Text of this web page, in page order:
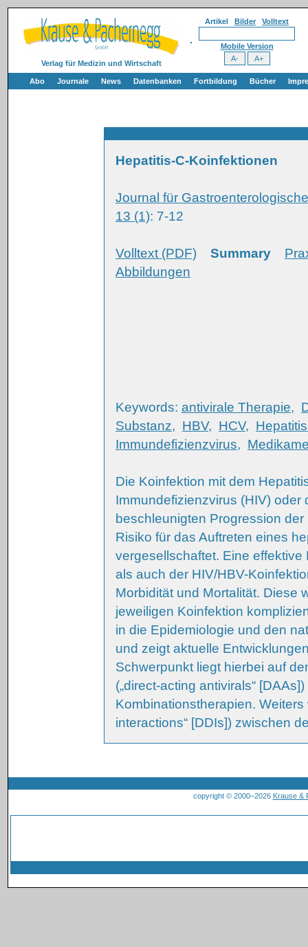
Verlag für Medizin und Wirtschaft
Artikel Bilder Volltext
Mobile Version
Abo Journale News Datenbanken Fortbildung Bücher
Hepatitis-C-Koinfektionen
Journal für
13 (1): 7-12
Volltext (PDF) Summary
Abbildungen
Keywords: antivirale Therapie,
Substanz, HBV, HCV,
Immundefizienzvirus,
Die Koinfektion mit dem
Immundefizienzvirus (HIV) oder
beschleunigten Progression
Risiko für das Auftreten eines
vergesellschaftet. Eine
als auch der HIV/HBV-
Morbidität und Mortalität. Diese
jeweiligen Koinfektion
in die Epidemiologie und den
und zeigt aktuelle
Schwerpunkt liegt hierbei auf
(„direct-acting antivirals“
Kombinationstherapien.
interactions“ [DDIs]) zwischen
copyright © 2000–2026 Krause &